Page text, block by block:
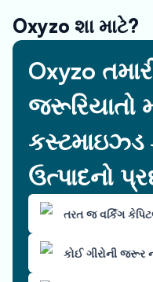
Oxyzo શા માટે?
Oxyzo
જરૂરિયાતો
કસ્ટમાઇઝ્ડ
ઉત્પાદનો
તરત જ વર્કિંગ
કોઈ ગીરોની જરૂર